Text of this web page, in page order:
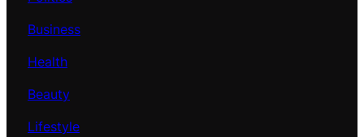
Business
Health
Beauty
Lifestyle